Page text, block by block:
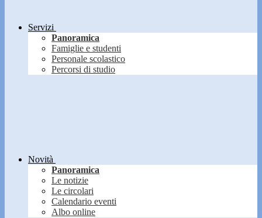
Servizi
Panoramica
Famiglie e studenti
Personale scolastico
Percorsi di studio
Novità
Panoramica
Le notizie
Le circolari
Calendario eventi
Albo online